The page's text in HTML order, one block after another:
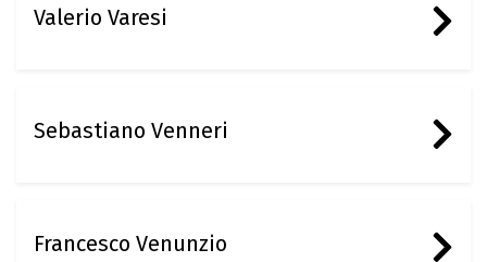
Valerio Varesi
Sebastiano Venneri
Francesco Venunzio